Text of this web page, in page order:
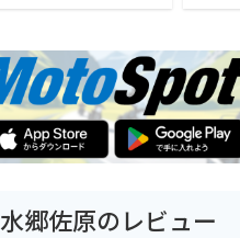
水郷佐原のレビュー